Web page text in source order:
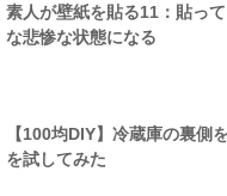
素人が壁紙を貼る11：貼っ
な悲惨な状態になる
【100均DIY】冷蔵庫の裏側
を試してみた